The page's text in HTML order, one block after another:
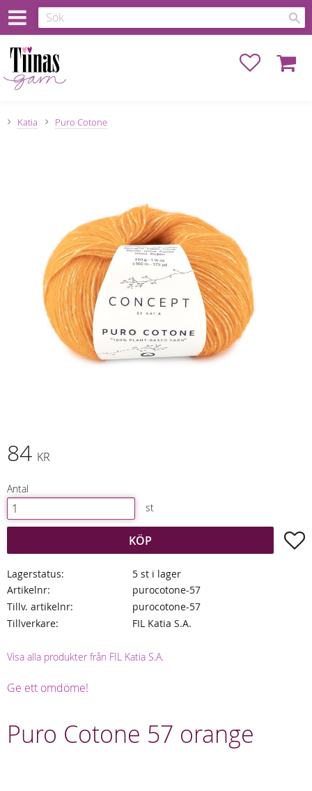
Favoriter
Katia Puro Cotone
84 KR
Antal
st
KÖP
Lagerstatus
5 st i lager
Artikelnr
purocotone-57
Tillv. artikelnr
purocotone-57
Tillverkare
FIL Katia S.A.
Visa alla produkter från FIL Katia S.A.
Ge ett omdöme!
Puro Cotone 57 orange